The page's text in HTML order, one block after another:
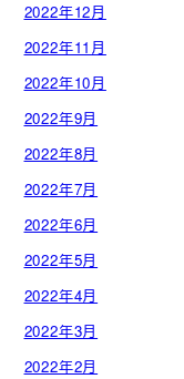
2022年12月
2022年11月
2022年10月
2022年9月
2022年8月
2022年7月
2022年6月
2022年5月
2022年4月
2022年3月
2022年2月